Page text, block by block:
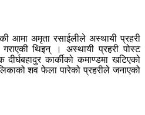
आमा अमृता रसाईलीले अस्थायी प्रहरी
गराएकी थिइन् । अस्थायी प्रहरी पोस्ट
दीर्घबहादुर कार्कीको कमाण्डमा खटिएको
शव फेला पारेको प्रहरीले जनाएको